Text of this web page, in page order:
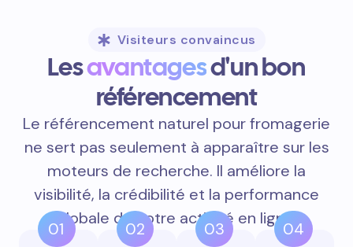
Visiteurs convaincus
Lesavantagesd'un bon
référencement
Le référencement naturel pour fromagerie
ne sert pas seulement à apparaître sur les
moteurs de recherche. Il améliore la
visibilité, la crédibilité et la performance
globale de votre activité en ligne.
01 02 03 04